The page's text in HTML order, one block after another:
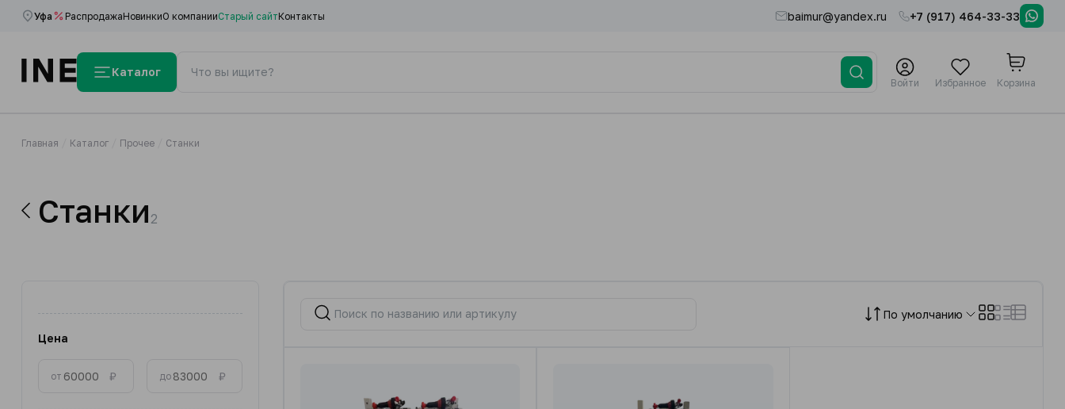
Уфа РаспродажаНовинкиО компанииСтарый сайтКонтакты baimur@yandex.ru +7 (917) 464-33-33
Каталог
Войти Избранное Корзина
Главная Каталог Прочее Станки
Станки 2
Цена
от ₽ до ₽
По умолчанию